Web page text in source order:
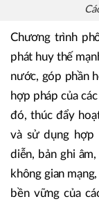
Chương trình
phát huy thế
nước, góp phần
hợp pháp của
đó, thúc đẩy
và sử dụng hợp
diễn, bản ghi
không gian
bền vững của